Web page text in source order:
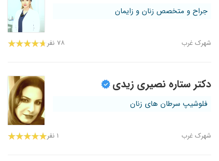
جراح و متخصص زنان و زایمان
شهرک غرب ۷۸ نفر
دکتر ستاره نصیری زیدی
فلوشیپ سرطان های زنان
شهرک غرب ۱ نفر